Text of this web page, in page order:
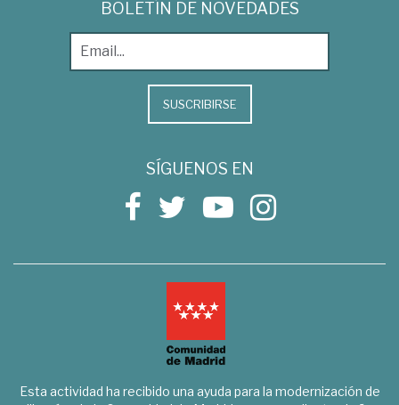
BOLETÍN DE NOVEDADES
SUSCRIBIRSE
SÍGUENOS EN
Esta actividad ha recibido una ayuda para la modernización de